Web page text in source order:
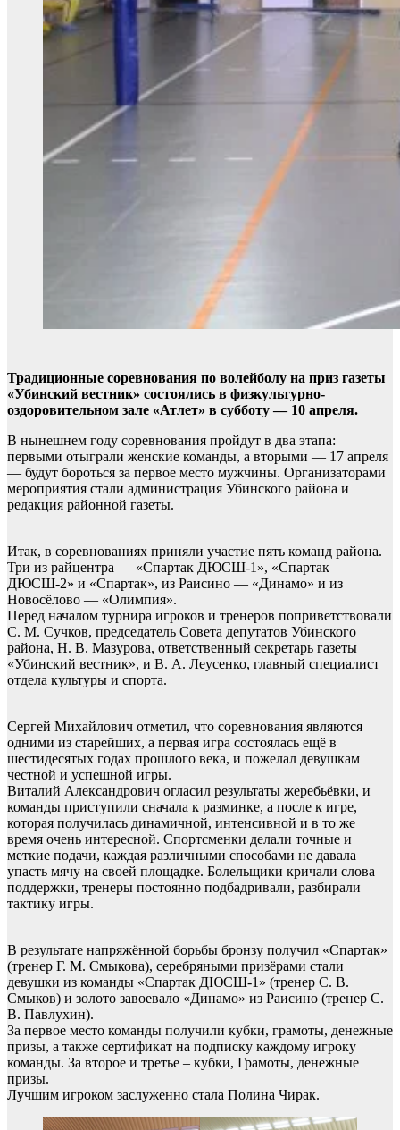
Традиционные соревнования по волейболу на приз газеты
«Убинский вестник» состоялись в физкультурно-
оздоровительном зале «Атлет» в субботу — 10 апреля.
В нынешнем году соревнования пройдут в два этапа:
первыми отыграли женские команды, а вторыми — 17 апреля
— будут бороться за первое место мужчины. Организаторами
мероприятия стали администрация Убинского района и
редакция районной газеты.
Итак, в соревнованиях приняли участие пять команд района.
Три из райцентра — «Спартак ДЮСШ-1», «Спартак
ДЮСШ-2» и «Спартак», из Раисино — «Динамо» и из
Новосёлово — «Олимпия».
Перед началом турнира игроков и тренеров поприветствовали
С. М. Сучков, председатель Совета депутатов Убинского
района, Н. В. Мазурова, ответственный секретарь газеты
«Убинский вестник», и В. А. Леусенко, главный специалист
отдела культуры и спорта.
Сергей Михайлович отметил, что соревнования являются
одними из старейших, а первая игра состоялась ещё в
шестидесятых годах прошлого века, и пожелал девушкам
честной и успешной игры.
Виталий Александрович огласил результаты жеребьёвки, и
команды приступили сначала к разминке, а после к игре,
которая получилась динамичной, интенсивной и в то же
время очень интересной. Спортсменки делали точные и
меткие подачи, каждая различными способами не давала
упасть мячу на своей площадке. Болельщики кричали слова
поддержки, тренеры постоянно подбадривали, разбирали
тактику игры.
В результате напряжённой борьбы бронзу получил «Спартак»
(тренер Г. М. Смыкова), серебряными призёрами стали
девушки из команды «Спартак ДЮСШ-1» (тренер С. В.
Смыков) и золото завоевало «Динамо» из Раисино (тренер С.
В. Павлухин).
За первое место команды получили кубки, грамоты, денежные
призы, а также сертификат на подписку каждому игроку
команды. За второе и третье – кубки, Грамоты, денежные
призы.
Лучшим игроком заслуженно стала Полина Чирак.